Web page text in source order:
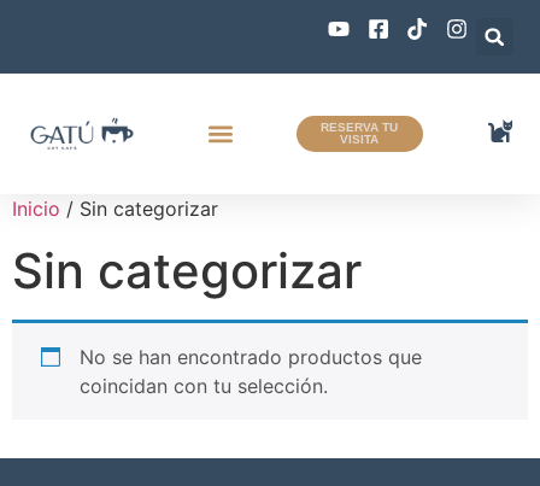
RESERVA TU
VISITA
Inicio / Sin categorizar
Sin categorizar
No se han encontrado productos que
coincidan con tu selección.